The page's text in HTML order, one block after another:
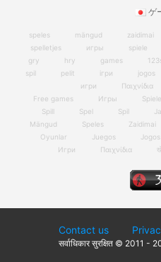
ゲ
speles mängud zaidimai
spelletjes
игры spiele
gry
hry games
spil
pelit ігри jogos
игри
Παιχνίδια
Free games
Игры Spiele
Spill
Spel Spil
Mängud
Speles Zaidimai
Oyunlar
Juegos Jogos
Игри
Παιχνίδια
Contact us
सर्वाधिकार सुरक्षित © 2011